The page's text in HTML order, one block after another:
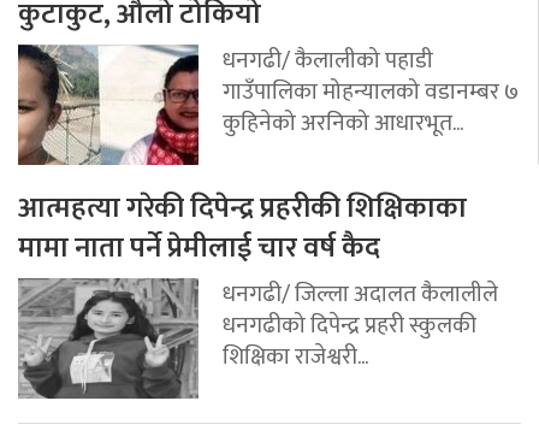
कुटाकुट, औलो टोकियो
धनगढी/ कैलालीको पहाडी
गाउँपालिका मोहन्यालको वडानम्बर ७
कुहिनेको अरनिको आधारभूत...
आत्महत्या गरेकी दिपेन्द्र प्रहरीकी शिक्षिकाका
मामा नाता पर्ने प्रेमीलाई चार वर्ष कैद
धनगढी/ जिल्ला अदालत कैलालीले
धनगढीको दिपेन्द्र प्रहरी स्कुलकी
शिक्षिका राजेश्वरी...